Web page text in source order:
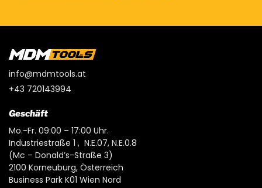
info@mdmtools.at
+43 720143994
Geschäft
Mo.-Fr. 09:00 – 17:00 Uhr.
Industriestraße 1 , N.E.07, N.E.0.8
(Mc – Donald’s-Straße 3)
2100 Korneuburg, Österreich
Business Park K01 Wien Nord